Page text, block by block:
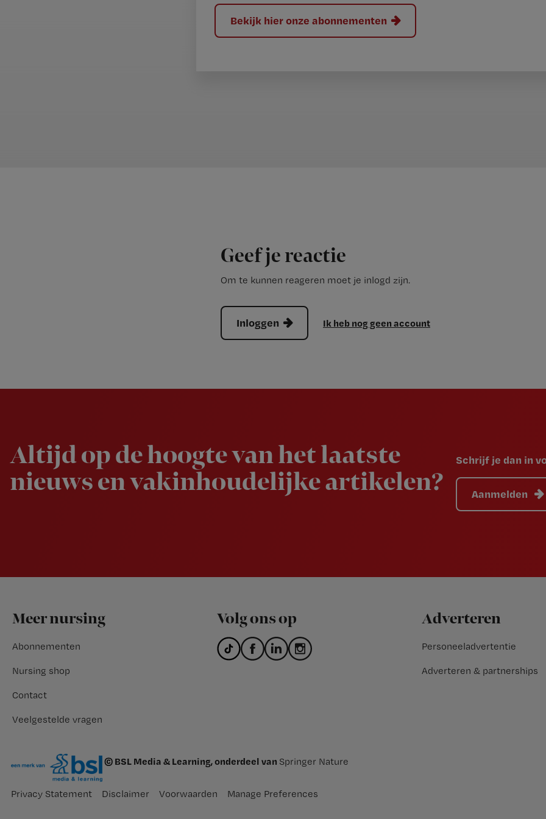
?
Bekijk hier onze abonnementen
Geef je reactie
Om te kunnen reageren moet je inlogd zijn.
Inloggen Ik heb nog geen account
Altijd op de hoogte van het laatste
nieuws en vakinhoudelijke artikelen?
Schrijf je dan in
Aanmelden
Footer
Meer nursing
Abonnementen
Nursing shop
Contact
Veelgestelde vragen
Volg ons op Adverteren
Personeeladvertentie
Adverteren & partnerships
© BSL Media & Learning, onderdeel van Springer Nature
Privacy Statement Disclaimer Voorwaarden Manage Preferences